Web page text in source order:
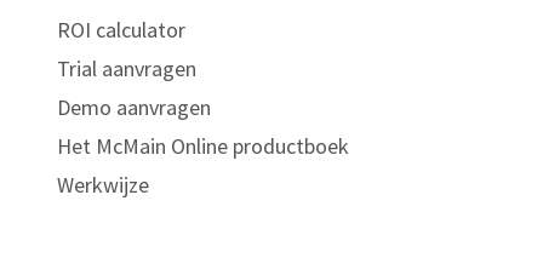
ROI calculator
Trial aanvragen
Demo aanvragen
Het McMain Online productboek
Werkwijze